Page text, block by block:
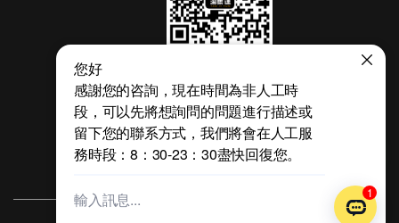
热线电话：54271072/17154831823
邮箱：vip@taojiyun.com
在线客服QQ：4765236